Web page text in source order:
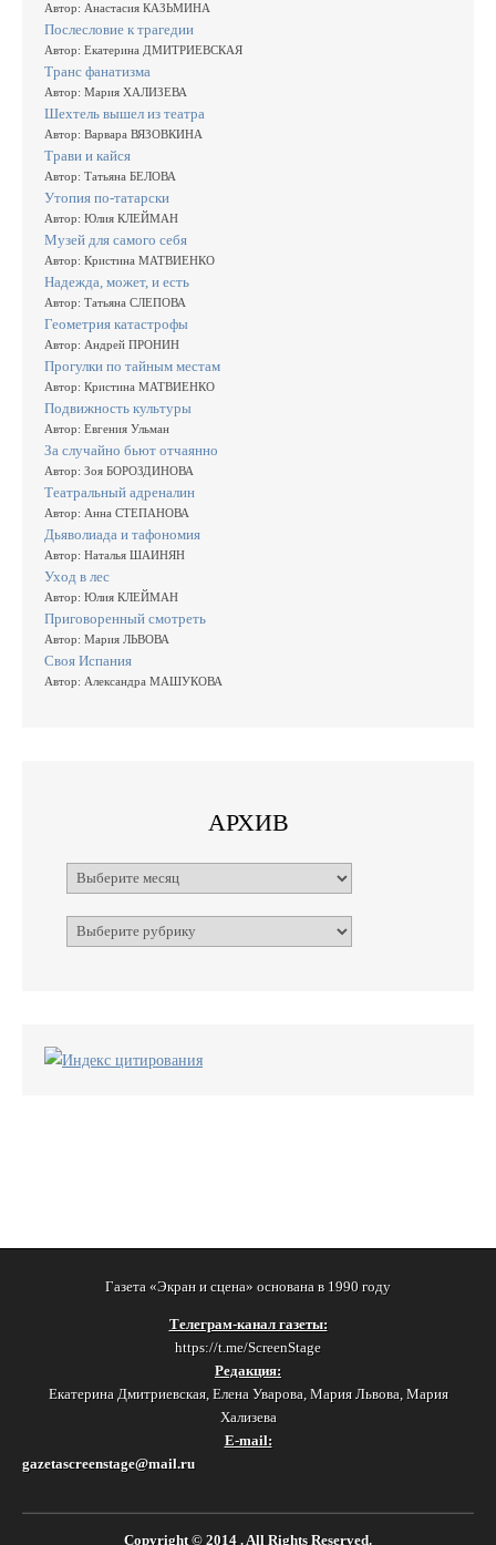
Автор: Анастасия КАЗЬМИНА
Послесловие к трагедии
Автор: Екатерина ДМИТРИЕВСКАЯ
Транс фанатизма
Автор: Мария ХАЛИЗЕВА
Шехтель вышел из театра
Автор: Варвара ВЯЗОВКИНА
Трави и кайся
Автор: Татьяна БЕЛОВА
Утопия по-татарски
Автор: Юлия КЛЕЙМАН
Музей для самого себя
Автор: Кристина МАТВИЕНКО
Надежда, может, и есть
Автор: Татьяна СЛЕПОВА
Геометрия катастрофы
Автор: Андрей ПРОНИН
Прогулки по тайным местам
Автор: Кристина МАТВИЕНКО
Подвижность культуры
Автор: Евгения Ульман
За случайно бьют отчаянно
Автор: Зоя БОРОЗДИНОВА
Театральный адреналин
Автор: Анна СТЕПАНОВА
Дьяволиада и тафономия
Автор: Наталья ШАИНЯН
Уход в лес
Автор: Юлия КЛЕЙМАН
Приговоренный смотреть
Автор: Мария ЛЬВОВА
Своя Испания
Автор: Александра МАШУКОВА
АРХИВ
Архивы
Рубрики
Газета «Экран и сцена» основана в 1990 году
Телеграм-канал газеты:
https://t.me/ScreenStage
Редакция:
Екатерина Дмитриевская, Елена Уварова, Мария Львова, Мария
Хализева
E-mail:
gazetascreenstage@mail.ru
Copyright © 2014 . All Rights Reserved.